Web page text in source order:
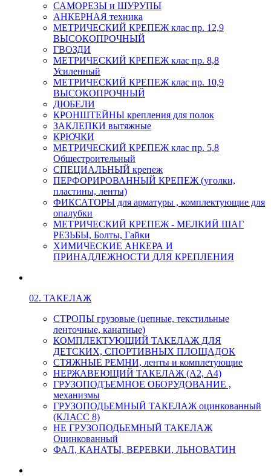
САМОРЕЗЫ и ШУРУПЫ
АНКЕРНАЯ техника
МЕТРИЧЕСКИЙ КРЕПЕЖ клас пр. 12,9
ВЫСОКОПРОЧНЫЙ
ГВОЗДИ
МЕТРИЧЕСКИЙ КРЕПЕЖ клас пр. 8,8
Усиленный
МЕТРИЧЕСКИЙ КРЕПЕЖ клас пр. 10,9
ВЫСОКОПРОЧНЫЙ
ДЮБЕЛИ
КРОНШТЕЙНЫ крепления для полок
ЗАКЛЕПКИ вытяжные
КРЮЧКИ
МЕТРИЧЕСКИЙ КРЕПЕЖ клас пр. 5,8
Общестроительный
СПЕЦИАЛЬНЫЙ крепеж
ПЕРФОРИРОВАННЫЙ КРЕПЕЖ (уголки,
пластины, ленты)
ФИКСАТОРЫ для арматуры , комплектующие для
опалубки
МЕТРИЧЕСКИЙ КРЕПЕЖ - МЕЛКИЙ ШАГ
РЕЗЬБЫ, Болты, Гайки
ХИМИЧЕСКИЕ АНКЕРА И
ПРИНАДЛЕЖНОСТИ ДЛЯ КРЕПЛЕНИЯ
02. ТАКЕЛАЖ
СТРОПЫ грузовые (цепные, текстильные
ленточные, канатные)
КОМПЛЕКТУЮЩИЙ ТАКЕЛАЖ ДЛЯ
ДЕТСКИХ, СПОРТИВНЫХ ПЛОЩАДОК
СТЯЖНЫЕ РЕМНИ, ленты и комплетующие
НЕРЖАВЕЮЩИЙ ТАКЕЛАЖ (А2, А4)
ГРУЗОПОДЪЕМНОЕ ОБОРУДОВАНИЕ ,
механизмы
ГРУЗОПОДЬЕМНЫЙ ТАКЕЛАЖ оцинкованный
(КЛАСС 8)
НЕ ГРУЗОПОДЬЕМНЫЙ ТАКЕЛАЖ
Оцинкованный
ФАЛ, КАНАТЫ, ВЕРЕВКИ, ЛЬНОВАТИН